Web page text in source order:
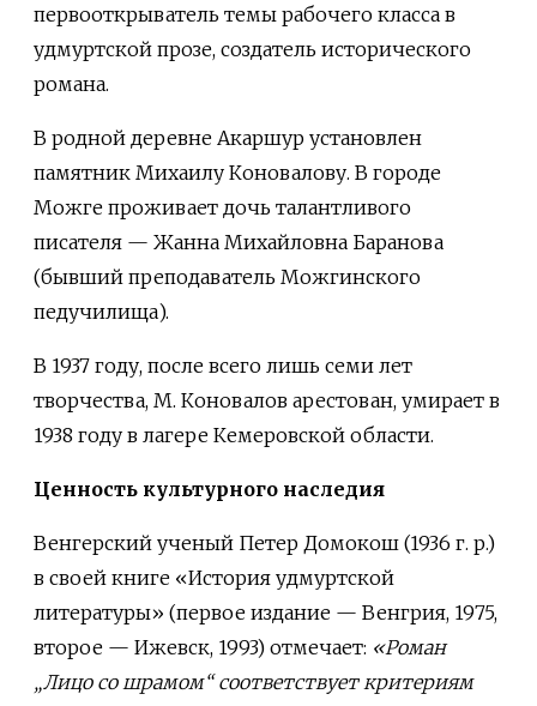
первооткрыватель темы рабочего класса в
удмуртской прозе, создатель исторического
романа.
В родной деревне Акаршур установлен
памятник Михаилу Коновалову. В городе
Можге проживает дочь талантливого
писателя — Жанна Михайловна Баранова
(бывший преподаватель Можгинского
педучилища).
В 1937 году, после всего лишь семи лет
творчества, М. Коновалов арестован, умирает в
1938 году в лагере Кемеровской области.
Ценность культурного наследия
Венгерский ученый Петер Домокош (1936 г. р.)
в своей книге «История удмуртской
литературы» (первое издание — Венгрия, 1975,
второе — Ижевск, 1993) отмечает: «Роман
„Лицо со шрамом“ соответствует критериям